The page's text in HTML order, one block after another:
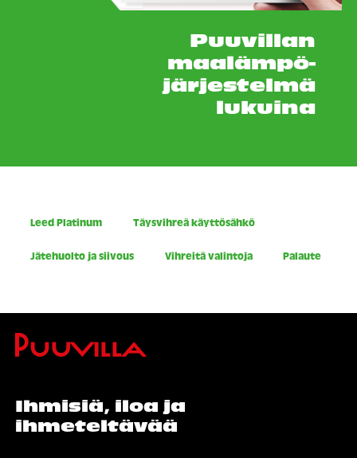
Puuvillan
maalämpö-
järjestelmä
lukuina
Leed Platinum Täysvihreä käyttösähkö
Jätehuolto ja siivous Vihreitä valintoja Palaute
Ihmisiä, iloa ja
ihmeteltävää